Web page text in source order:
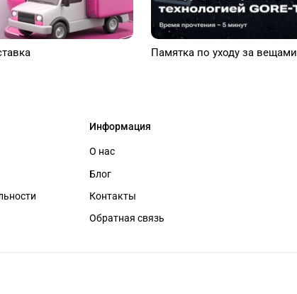
Памятка по уходу за вещами
Информация
О нас
Блог
Контакты
Обратная связь